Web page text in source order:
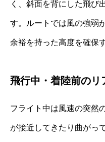
く、斜面を背にした飛び
す。ルートでは風の強弱
余裕を持った高度を確保
飛行中・着陸前のリ
フライト中は風速の突然
が接近してきたり曲がっ